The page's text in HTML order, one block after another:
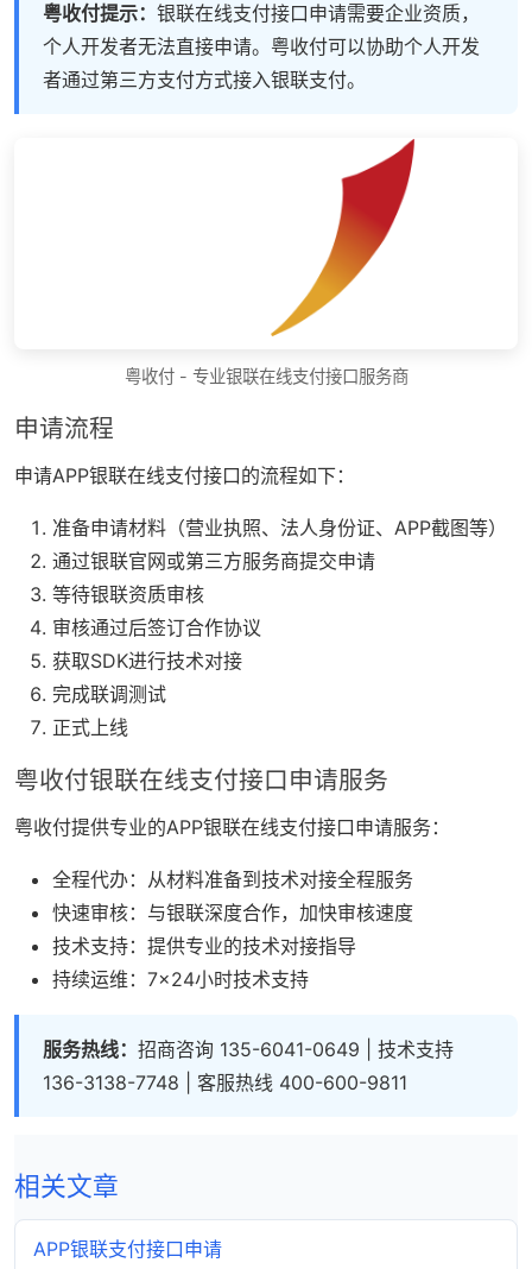
粤收付提示： 银联在线支付接口申请需要企业资质，
个人开发者无法直接申请。粤收付可以协助个人开发
者通过第三方支付方式接入银联支付。
粤收付 - 专业银联在线支付接口服务商
申请流程
申请APP银联在线支付接口的流程如下：
准备申请材料（营业执照、法人身份证、APP截图等）
通过银联官网或第三方服务商提交申请
等待银联资质审核
审核通过后签订合作协议
获取SDK进行技术对接
完成联调测试
正式上线
粤收付银联在线支付接口申请服务
粤收付提供专业的APP银联在线支付接口申请服务：
全程代办：从材料准备到技术对接全程服务
快速审核：与银联深度合作，加快审核速度
技术支持：提供专业的技术对接指导
持续运维：7×24小时技术支持
服务热线： 招商咨询 135-6041-0649 | 技术支持
136-3138-7748 | 客服热线 400-600-9811
相关文章
APP银联支付接口申请